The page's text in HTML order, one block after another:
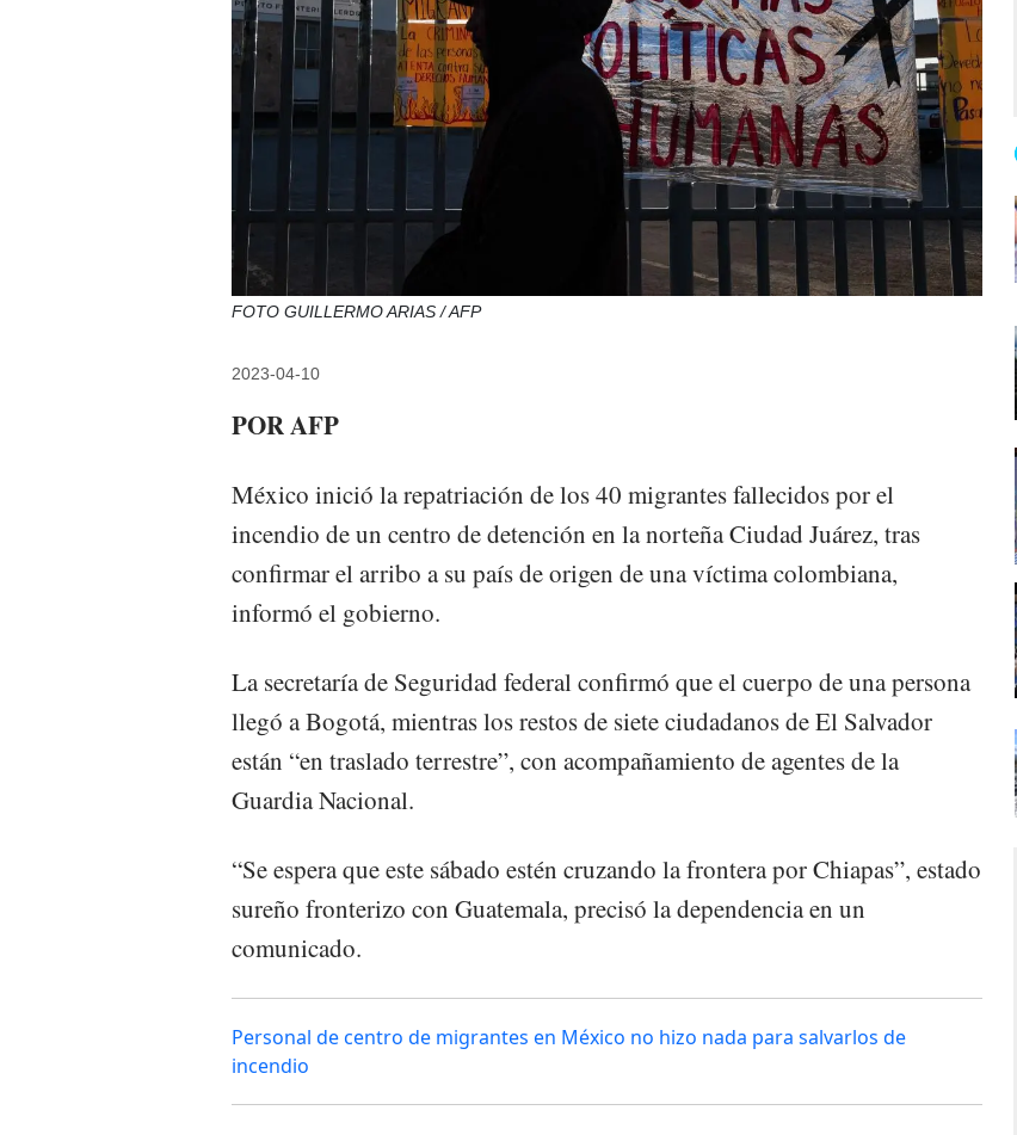
FOTO GUILLERMO ARIAS / AFP
2023-04-10
POR AFP
México inició la repatriación de los 40 migrantes fallecidos por el
incendio de un centro de detención en la norteña Ciudad Juárez, tras
confirmar el arribo a su país de origen de una víctima colombiana,
informó el gobierno.
La secretaría de Seguridad federal confirmó que el cuerpo de una persona
llegó a Bogotá, mientras los restos de siete ciudadanos de El Salvador
están “en traslado terrestre”, con acompañamiento de agentes de la
Guardia Nacional.
“Se espera que este sábado estén cruzando la frontera por Chiapas”, estado
sureño fronterizo con Guatemala, precisó la dependencia en un
comunicado.
Personal de centro de migrantes en México no hizo nada para salvarlos de
incendio